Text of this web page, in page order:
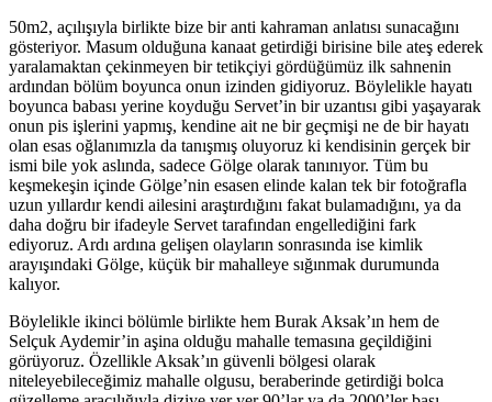
50m2, açılışıyla birlikte bize bir anti kahraman anlatısı sunacağını
gösteriyor. Masum olduğuna kanaat getirdiği birisine bile ateş ederek
yaralamaktan çekinmeyen bir tetikçiyi gördüğümüz ilk sahnenin
ardından bölüm boyunca onun izinden gidiyoruz. Böylelikle hayatı
boyunca babası yerine koyduğu Servet’in bir uzantısı gibi yaşayarak
onun pis işlerini yapmış, kendine ait ne bir geçmişi ne de bir hayatı
olan esas oğlanımızla da tanışmış oluyoruz ki kendisinin gerçek bir
ismi bile yok aslında, sadece Gölge olarak tanınıyor. Tüm bu
keşmekeşin içinde Gölge’nin esasen elinde kalan tek bir fotoğrafla
uzun yıllardır kendi ailesini araştırdığını fakat bulamadığını, ya da
daha doğru bir ifadeyle Servet tarafından engellediğini fark
ediyoruz. Ardı ardına gelişen olayların sonrasında ise kimlik
arayışındaki Gölge, küçük bir mahalleye sığınmak durumunda
kalıyor.
Böylelikle ikinci bölümle birlikte hem Burak Aksak’ın hem de
Selçuk Aydemir’in aşina olduğu mahalle temasına geçildiğini
görüyoruz. Özellikle Aksak’ın güvenli bölgesi olarak
niteleyebileceğimiz mahalle olgusu, beraberinde getirdiği bolca